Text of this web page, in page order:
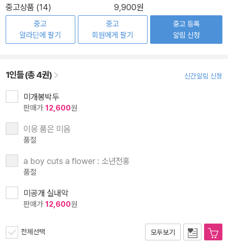
중고상품 (14) 9,900원
중고
알라딘에 팔기
중고
회원에게 팔기
중고 등록
알림 신청
1인들 (총 4권) 신간알림 신청
미개봉박두
판매가 12,600원
이응 품은 미음
품절
a boy cuts a flower : 소년전홍
품절
미공개 실내악
판매가 12,600원
전체선택 모두보기